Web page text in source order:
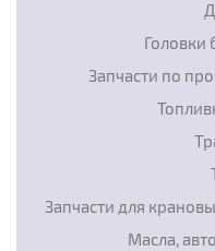
Головки
Запчасти по
Запчасти для
Масла,